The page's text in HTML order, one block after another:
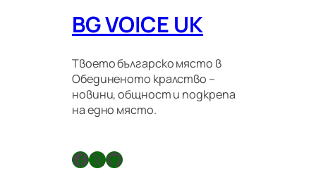
BG VOICE UK
Твоето българско място в
Обединеното кралство –
новини, общност и подкрепа
на едно място.
Facebook X GitHub